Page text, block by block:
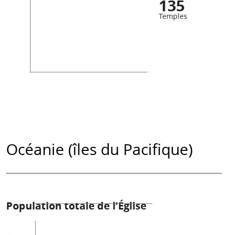
135
Temples
Océanie (îles du Pacifique)
Population totale de l’Église